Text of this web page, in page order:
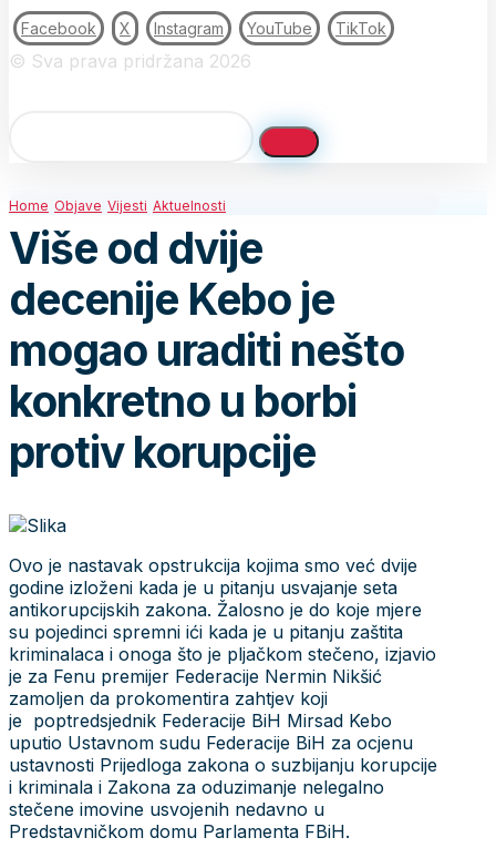
Facebook X Instagram YouTube TikTok
© Sva prava pridržana 2026
Home Objave Vijesti Aktuelnosti
Više od dvije
decenije Kebo je
mogao uraditi nešto
konkretno u borbi
protiv korupcije
Ovo je nastavak opstrukcija kojima smo već dvije
godine izloženi kada je u pitanju usvajanje seta
antikorupcijskih zakona. Žalosno je do koje mjere
su pojedinci spremni ići kada je u pitanju zaštita
kriminalaca i onoga što je pljačkom stečeno, izjavio
je za Fenu premijer Federacije Nermin Nikšić
zamoljen da prokomentira zahtjev koji
je poptredsjednik Federacije BiH Mirsad Kebo
uputio Ustavnom sudu Federacije BiH za ocjenu
ustavnosti Prijedloga zakona o suzbijanju korupcije
i kriminala i Zakona za oduzimanje nelegalno
stečene imovine usvojenih nedavno u
Predstavničkom domu Parlamenta FBiH.